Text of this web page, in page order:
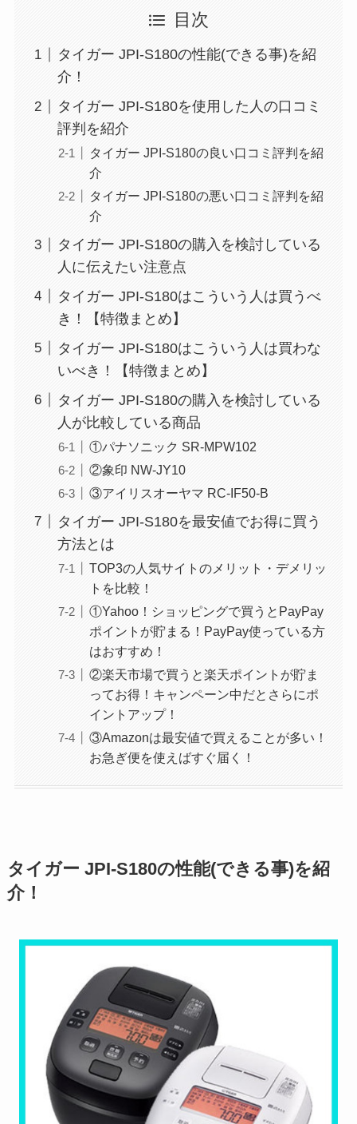
目次
タイガー JPI-S180の性能(できる事)を紹
介！
タイガー JPI-S180を使用した人の口コミ
評判を紹介
タイガー JPI-S180の良い口コミ評判を紹
介
タイガー JPI-S180の悪い口コミ評判を紹
介
タイガー JPI-S180の購入を検討している
人に伝えたい注意点
タイガー JPI-S180はこういう人は買うべ
き！【特徴まとめ】
タイガー JPI-S180はこういう人は買わな
いべき！【特徴まとめ】
タイガー JPI-S180の購入を検討している
人が比較している商品
①パナソニック SR-MPW102
②象印 NW-JY10
③アイリスオーヤマ RC-IF50-B
タイガー JPI-S180を最安値でお得に買う
方法とは
TOP3の人気サイトのメリット・デメリッ
トを比較！
①Yahoo！ショッピングで買うとPayPay
ポイントが貯まる！PayPay使っている方
はおすすめ！
②楽天市場で買うと楽天ポイントが貯ま
ってお得！キャンペーン中だとさらにポ
イントアップ！
③Amazonは最安値で買えることが多い！
お急ぎ便を使えばすぐ届く！
タイガー JPI-S180の性能(できる事)を紹
介！